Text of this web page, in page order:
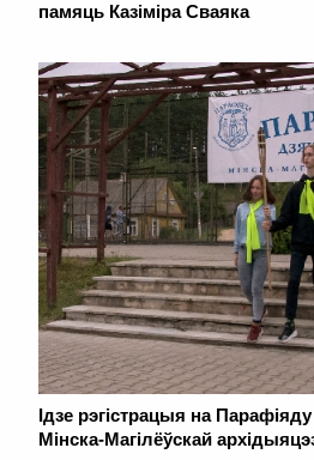
памяць Казіміра Сваяка
Ідзе рэгістрацыя на
Мінска-Магілёўскай